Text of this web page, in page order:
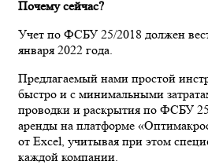
Почему сейчас?
Учет по ФСБУ 25/2018 должен
января 2022 года.
Предлагаемый нами простой
быстро и с минимальными
проводки и раскрытия по ФСБУ
аренды на платформе
от Excel, учитывая при этом
каждой компании.